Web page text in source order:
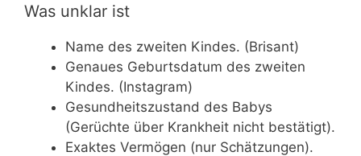
Was unklar ist
Name des zweiten Kindes. (Brisant)
Genaues Geburtsdatum des zweiten
Kindes. (Instagram)
Gesundheitszustand des Babys
(Gerüchte über Krankheit nicht bestätigt).
Exaktes Vermögen (nur Schätzungen).